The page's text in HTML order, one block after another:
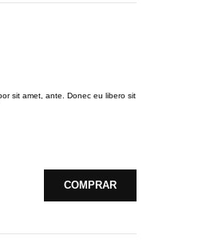
sit amet, ante. Donec eu libero sit
COMPRAR